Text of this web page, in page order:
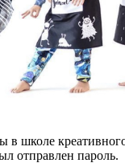
в школе
отправлен пароль.